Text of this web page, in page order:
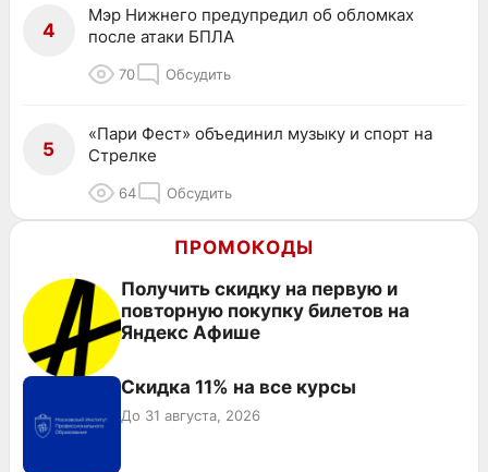
4
Мэр Нижнего предупредил об обломках
после атаки БПЛА
70 Обсудить
5
«Пари Фест» объединил музыку и спорт на
Стрелке
64 Обсудить
ПРОМОКОДЫ
Получить скидку на первую и
повторную покупку билетов на
Яндекс Афише
Скидка 11% на все курсы
До 31 августа, 2026